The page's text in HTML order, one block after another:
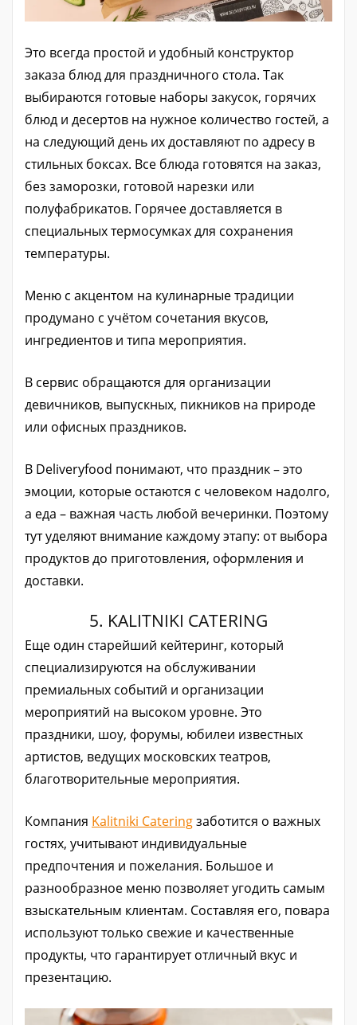
Это всегда простой и удобный конструктор
заказа блюд для праздничного стола. Так
выбираются готовые наборы закусок, горячих
блюд и десертов на нужное количество гостей, а
на следующий день их доставляют по адресу в
стильных боксах. Все блюда готовятся на заказ,
без заморозки, готовой нарезки или
полуфабрикатов. Горячее доставляется в
специальных термосумках для сохранения
температуры.
Меню с акцентом на кулинарные традиции
продумано с учётом сочетания вкусов,
ингредиентов и типа мероприятия.
В сервис обращаются для организации
девичников, выпускных, пикников на природе
или офисных праздников.
В Deliveryfood понимают, что праздник – это
эмоции, которые остаются с человеком надолго,
а еда – важная часть любой вечеринки. Поэтому
тут уделяют внимание каждому этапу: от выбора
продуктов до приготовления, оформления и
доставки.
5. KALITNIKI CATERING
Еще один старейший кейтеринг, который
специализируются на обслуживании
премиальных событий и организации
мероприятий на высоком уровне. Это
праздники, шоу, форумы, юбилеи известных
артистов, ведущих московских театров,
благотворительные мероприятия.
Компания Kalitniki Cateringзаботится о важных
гостях, учитывают индивидуальные
предпочтения и пожелания. Большое и
разнообразное меню позволяет угодить самым
взыскательным клиентам. Составляя его, повара
используют только свежие и качественные
продукты, что гарантирует отличный вкус и
презентацию.